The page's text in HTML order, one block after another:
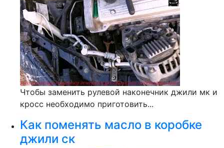
Чтобы заменить рулевой наконечник джили мк и
кросс необходимо приготовить...
Как поменять масло в коробке
джили ск